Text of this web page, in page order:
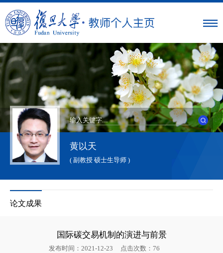
黄以天
( 副教授 硕士生导师 )
论文成果
国际碳交易机制的演进与前景
发布时间：2021-12-23 点击次数： 76